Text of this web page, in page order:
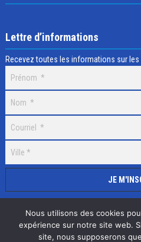
Lettre d’informations
Recevez toutes les informations sur
Selectick © 2020 Tous droits
Nous utilisons des cookies
expérience sur notre site web.
site, nous supposerons